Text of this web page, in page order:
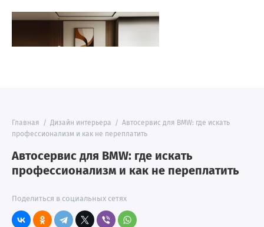
Главная / Дизайн интерьера / Автосервис для BMW: где искать
профессионализм и как не переплатить
Автосервис для BMW: где искать
профессионализм и как не переплатить
Поделиться в социальных сетях